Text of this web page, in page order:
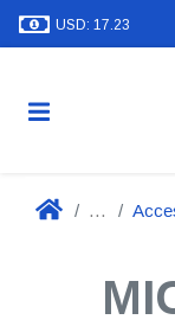
USD: 17.23
...